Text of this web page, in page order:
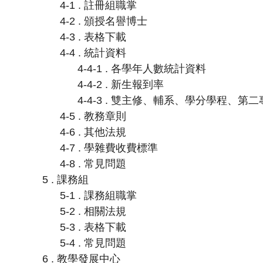
4-1 . 註冊組職掌
4-2 . 頒授名譽博士
4-3 . 表格下載
4-4 . 統計資料
4-4-1 . 各學年人數統計資料
4-4-2 . 新生報到率
4-4-3 . 雙主修、輔系、學分學程、第二
4-5 . 教務章則
4-6 . 其他法規
4-7 . 學雜費收費標準
4-8 . 常見問題
5 . 課務組
5-1 . 課務組職掌
5-2 . 相關法規
5-3 . 表格下載
5-4 . 常見問題
6 . 教學發展中心